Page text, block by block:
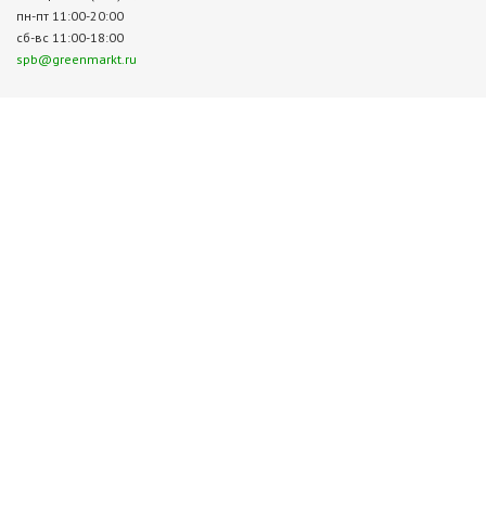
пн-пт 11:00-20:00
сб-вс 11:00-18:00
spb@greenmarkt.ru